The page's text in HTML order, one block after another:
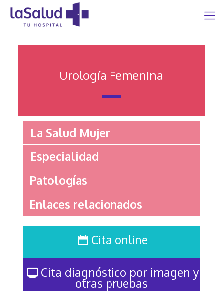
Urología Femenina
La Salud Mujer
Especialidad
Patologías
Enlaces relacionados
Cita online
Cita diagnóstico por imagen y
otras pruebas